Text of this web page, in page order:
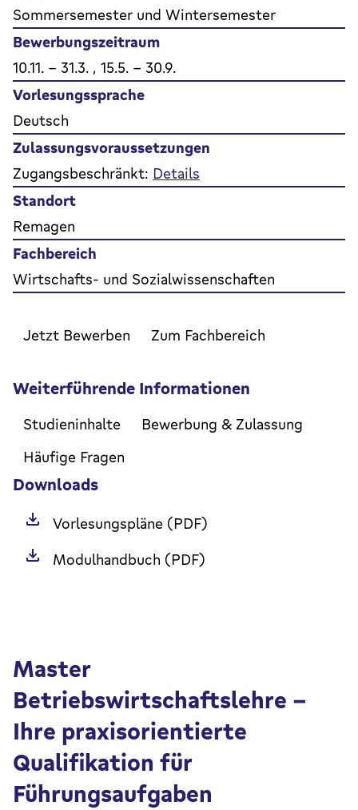
Sommersemester und Wintersemester
Bewerbungszeitraum
10.11. - 31.3. , 15.5. - 30.9.
Vorlesungssprache
Deutsch
Zulassungsvoraussetzungen
Zugangsbeschränkt: Details
Standort
Remagen
Fachbereich
Wirtschafts- und Sozialwissenschaften
Jetzt Bewerben Zum Fachbereich
Weiterführende Informationen
Studieninhalte
Bewerbung & Zulassung
Häufige Fragen
Downloads
Vorlesungspläne (PDF)
Modulhandbuch (PDF)
Master
Betriebswirtschaftslehre –
Ihre praxisorientierte
Qualifikation für
Führungsaufgaben